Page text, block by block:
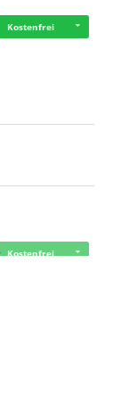
Kostenfrei
Kostenfrei